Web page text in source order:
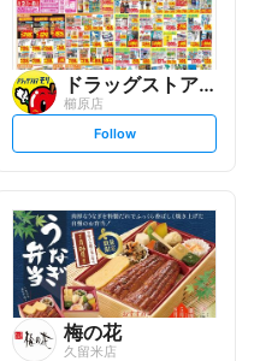
ドラッグストアモリ
櫛原店
s
t
l
o
w
Follow
梅の花
久留米店